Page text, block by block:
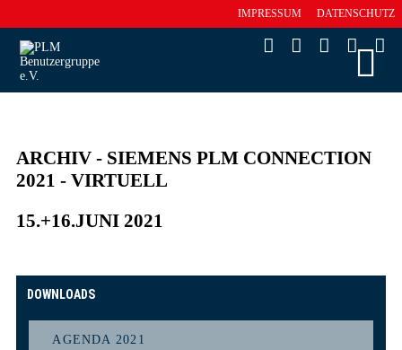
IMPRESSUM DATENSCHUTZ
ARCHIV - SIEMENS PLM CONNECTION
2021 - VIRTUELL
15.+16.JUNI 2021
DOWNLOADS
AGENDA 2021